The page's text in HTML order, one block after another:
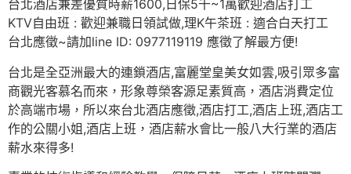
台北酒店兼差優質時薪1600,日保5千~1萬歡迎酒店打工
KTV自由班 : 歡迎兼職日領試做,理K午茶班 : 適合白天打工
台北應徵~請加line ID: 0977119119 應徵了解最方便!
台北是全亞洲最大的連鎖酒店,富麗堂皇美女如雲,吸引眾多富
商觀光客慕名而來，形象尊榮客源足素質高，酒店消費定位
於高端市場，所以來台北酒店應徵,酒店打工,酒店上班,酒店工
作的公關小姐,酒店上班，酒店薪水會比一般八大行業的酒店
薪水來得多!